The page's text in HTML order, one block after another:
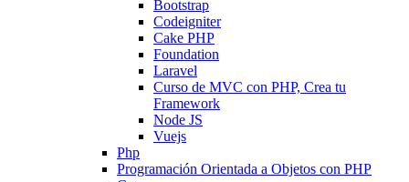
Bootstrap
Codeigniter
Cake PHP
Foundation
Laravel
Curso de MVC con PHP, Crea tu
Framework
Node JS
Vuejs
Php
Programación Orientada a Objetos con PHP